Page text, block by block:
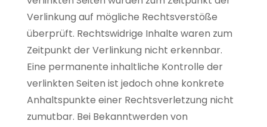
Verlinkung auf mögliche Rechtsverstöße
überprüft. Rechtswidrige Inhalte waren zum
Zeitpunkt der Verlinkung nicht erkennbar.
Eine permanente inhaltliche Kontrolle der
verlinkten Seiten ist jedoch ohne konkrete
Anhaltspunkte einer Rechtsverletzung nicht
zumutbar. Bei Bekanntwerden von